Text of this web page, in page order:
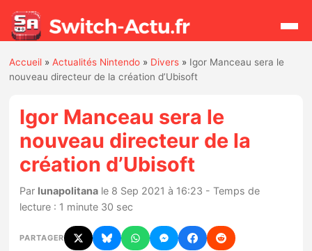
Actualités
Jeux
Hardware
Mises à jour
Accueil »Actualités Nintendo » Divers » Igor Manceau sera le
nouveau directeur de la création d’Ubisoft
Igor Manceau sera le
nouveau directeur de la
création d’Ubisoft
Par lunapolitana le 8 Sep 2021 à 16:23 - Temps de
lecture : 1 minute 30 sec
PARTAGER